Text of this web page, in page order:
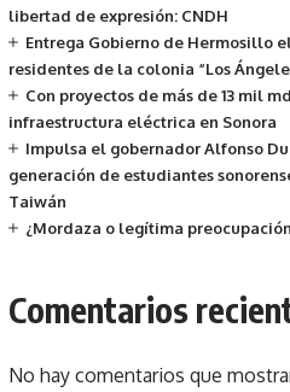
libertad de expresión: CNDH
Entrega Gobierno de Hermosillo
residentes de la colonia “Los
Con proyectos de más de 13 mil
infraestructura eléctrica en Sonora
Impulsa el gobernador Alfonso
generación de estudiantes
Taiwán
¿Mordaza o legítima
Comentarios
No hay comentarios que